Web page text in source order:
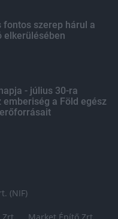
fontos szerep hárul a
elkerülésében
- július 30-ra
a Föld egész
(NIF)